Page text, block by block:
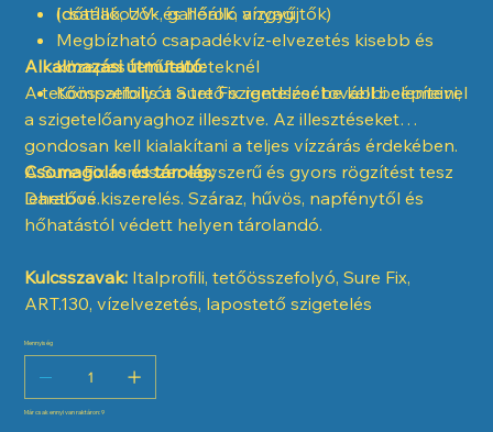
(csatlakozók, gallérok, vízgyűjtők)
Időtálló, UV- és hőálló anyag
Megbízható csapadékvíz-elvezetés kisebb és
közepes tetőfelületeknél
Kompatibilis a Sure Fix rendszer további elemeivel
Alkalmazási útmutató:
A tetőösszefolyót a tető szigetelésébe kell beépíteni,
a szigetelőanyaghoz illesztve. Az illesztéseket
gondosan kell kialakítani a teljes vízzárás érdekében.
A Sure Fix rendszer egyszerű és gyors rögzítést tesz
lehetővé.
Csomagolás és tárolás:
Darabos kiszerelés. Száraz, hűvös, napfénytől és
hőhatástól védett helyen tárolandó.
Kulcsszavak: Italprofili, tetőösszefolyó, Sure Fix,
ART.130, vízelvezetés, lapostető szigetelés
Mennyiség
Már csak ennyi van raktáron: 9